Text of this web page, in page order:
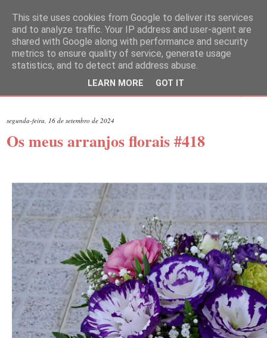
segunda-feira, 16 de setembro de 2024
Os meus arranjos florais #418
This site uses cookies from Google to deliver its services
and to analyze traffic. Your IP address and user-agent are
shared with Google along with performance and security
metrics to ensure quality of service, generate usage
statistics, and to detect and address abuse.
LEARN MORE GOT IT